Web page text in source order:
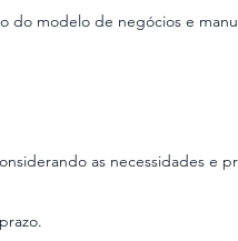
do modelo de negócios e
as necessidades e